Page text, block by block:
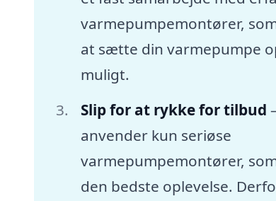
varmepumpemontører,
at sætte din varmepumpe
muligt.
Slip for at rykke for tilbud
anvender kun seriøse
varmepumpemontører,
den bedste oplevelse.